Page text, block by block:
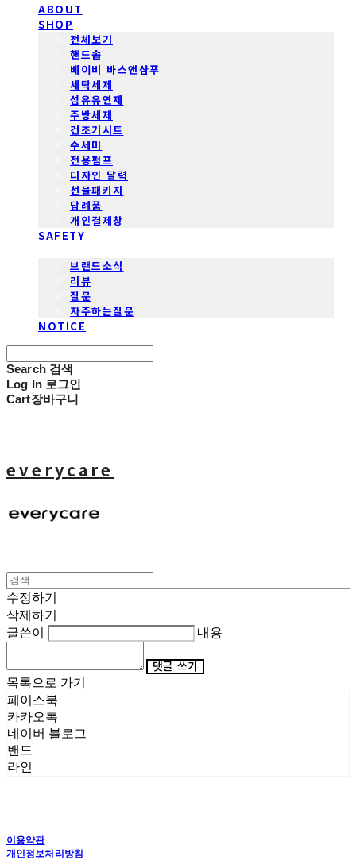
ABOUT
SHOP
전체보기
핸드솝
베이비 바스앤샴푸
세탁세제
섬유유연제
주방세제
건조기시트
수세미
전용펌프
디자인 달력
선물패키지
답례품
개인결제창
SAFETY
브랜드소식
리뷰
질문
자주하는질문
NOTICE
Search 검색
Log In 로그인
Cart장바구니
everycare
수정하기
삭제하기
글쓴이
내용
댓글 쓰기
목록으로 가기
페이스북
카카오톡
네이버 블로그
밴드
라인
이용약관
개인정보처리방침